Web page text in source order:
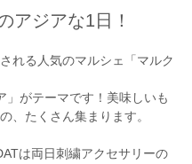
アジアな1日！
れる人気のマルシェ「マルク
」がテーマです！美味しいも
、たくさん集まります。
は両日刺繍アクセサリーの